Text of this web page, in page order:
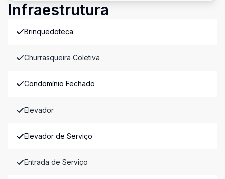
Infraestrutura
Brinquedoteca
Churrasqueira Coletiva
Condomínio Fechado
Elevador
Elevador de Serviço
Entrada de Serviço